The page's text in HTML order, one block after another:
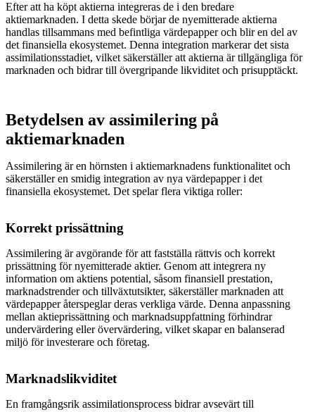
Efter att ha köpt aktierna integreras de i den bredare
aktiemarknaden. I detta skede börjar de nyemitterade aktierna
handlas tillsammans med befintliga värdepapper och blir en del av
det finansiella ekosystemet. Denna integration markerar det sista
assimilationsstadiet, vilket säkerställer att aktierna är tillgängliga för
marknaden och bidrar till övergripande likviditet och prisupptäckt.
Betydelsen av assimilering på
aktiemarknaden
Assimilering är en hörnsten i aktiemarknadens funktionalitet och
säkerställer en smidig integration av nya värdepapper i det
finansiella ekosystemet. Det spelar flera viktiga roller:
Korrekt prissättning
Assimilering är avgörande för att fastställa rättvis och korrekt
prissättning för nyemitterade aktier. Genom att integrera ny
information om aktiens potential, såsom finansiell prestation,
marknadstrender och tillväxtutsikter, säkerställer marknaden att
värdepapper återspeglar deras verkliga värde. Denna anpassning
mellan aktieprissättning och marknadsuppfattning förhindrar
undervärdering eller övervärdering, vilket skapar en balanserad
miljö för investerare och företag.
Marknadslikviditet
En framgångsrik assimilationsprocess bidrar avsevärt till